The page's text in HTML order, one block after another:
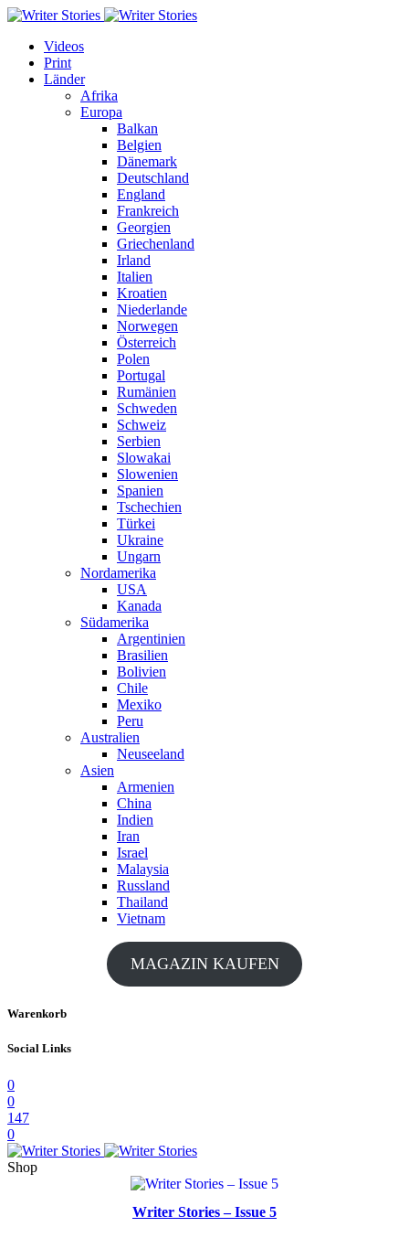
Videos
Print
Länder
Afrika
Europa
Balkan
Belgien
Dänemark
Deutschland
England
Frankreich
Georgien
Griechenland
Irland
Italien
Kroatien
Niederlande
Norwegen
Österreich
Polen
Portugal
Rumänien
Schweden
Schweiz
Serbien
Slowakai
Slowenien
Spanien
Tschechien
Türkei
Ukraine
Ungarn
Nordamerika
USA
Kanada
Südamerika
Argentinien
Brasilien
Bolivien
Chile
Mexiko
Peru
Australien
Neuseeland
Asien
Armenien
China
Indien
Iran
Israel
Malaysia
Russland
Thailand
Vietnam
MAGAZIN KAUFEN
Warenkorb
Social Links
0
0
147
0
Shop
Writer Stories – Issue 5